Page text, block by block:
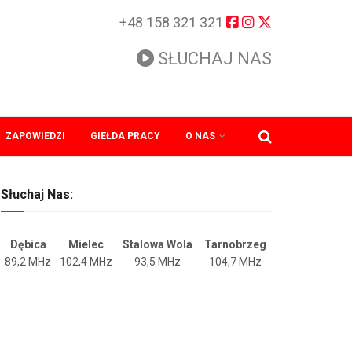
+48 158 321 321
SŁUCHAJ NAS
ZAPOWIEDZI GIEŁDA PRACY O NAS
Słuchaj Nas:
Dębica Mielec Stalowa Wola
Tarnobrzeg
89,2 MHz
102,4 MHz 93,5 MHz 104,7 MHz